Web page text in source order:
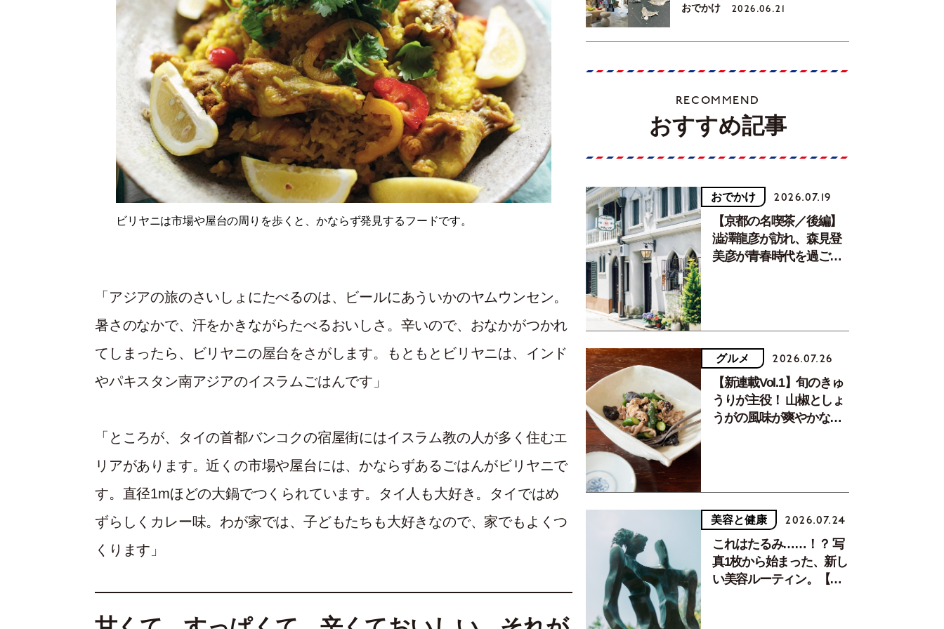
ビリヤニは市場や屋台の周りを歩くと、かならず発見するフードです。
「アジアの旅のさいしょにたべるのは、ビールにあういかのヤムウンセン。
暑さのなかで、汗をかきながらたべるおいしさ。辛いので、おなかがつかれ
てしまったら、ビリヤニの屋台をさがします。もともとビリヤニは、インド
やパキスタン南アジアのイスラムごはんです」
「ところが、タイの首都バンコクの宿屋街にはイスラム教の人が多く住むエ
リアがあります。近くの市場や屋台には、かならずあるごはんがビリヤニで
す。直径1mほどの大鍋でつくられています。タイ人も大好き。タイではめ
ずらしくカレー味。わが家では、子どもたちも大好きなので、家でもよくつ
くります」
おでかけ 2026.06.21
RECOMMEND
おすすめ記事
おでかけ 2026.07.19
【京都の名喫茶／後編】
澁澤龍彦が訪れ、森見登
美彦が青春時代を過ごし
グルメ 2026.07.26
【新連載Vol.1】旬のきゅ
うりが主役！ 山椒としょ
うがの風味が爽やかな、
美容と健康 2026.07.24
これはたるみ……！？ 写
真1枚から始まった、新し
い美容ルーティン。【中